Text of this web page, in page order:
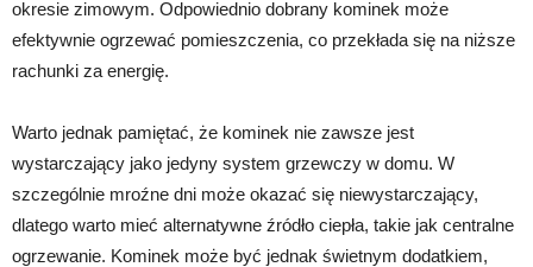
okresie zimowym. Odpowiednio dobrany kominek może
efektywnie ogrzewać pomieszczenia, co przekłada się na niższe
rachunki za energię.
Warto jednak pamiętać, że kominek nie zawsze jest
wystarczający jako jedyny system grzewczy w domu. W
szczególnie mroźne dni może okazać się niewystarczający,
dlatego warto mieć alternatywne źródło ciepła, takie jak centralne
ogrzewanie. Kominek może być jednak świetnym dodatkiem,